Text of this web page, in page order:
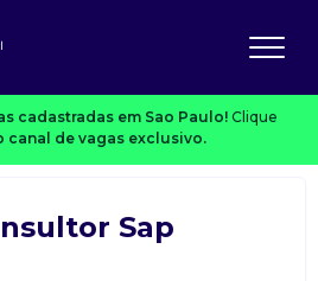
cadastradas em Sao Paulo! Clique
canal de vagas exclusivo.
Sap